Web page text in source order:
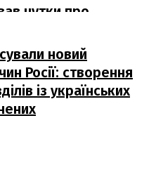
чутки про
оборони та
новий
Росії: створення
із українських